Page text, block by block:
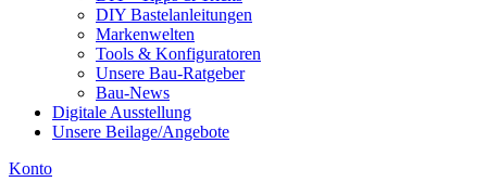
DIY Bastelanleitungen
Markenwelten
Tools & Konfiguratoren
Unsere Bau-Ratgeber
Bau-News
Digitale Ausstellung
Unsere Beilage/Angebote
Konto